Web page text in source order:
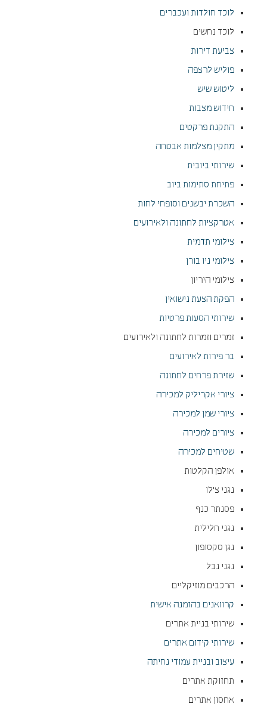
לוכד חולדות ועכברים
לוכד נחשים
צביעת דירות
פוליש לרצפה
ליטוש שיש
חידוש מצבות
התקנת פרקטים
מתקין מצלמות אבטחה
שירותי ביובית
פתיחת סתימות ביוב
השכרת יבשנים וסופחי לחות
אטרקציות לחתונה ולאירועים
צילומי תדמית
צילומי ניו בורן
צילומי היריון
הפקת הצעת נישואין
שירותי הסעות פרטיות
זמרים וזמרות לחתונה ולאירועים
בר פירות לאירועים
שזירת פרחים לחתונה
ציורי אקריליק למכירה
ציורי שמן למכירה
ציורים למכירה
שטיחים למכירה
אולפן הקלטות
נגני צ'לו
פסנתר כנף
נגני חלילית
נגן סקסופון
נגני נבל
הרכבים מוזיקליים
קרוואנים בהזמנה אישית
שירותי בניית אתרים
שירותי קידום אתרים
עיצוב ובניית עמודי נחיתה
תחזוקת אתרים
אחסון אתרים